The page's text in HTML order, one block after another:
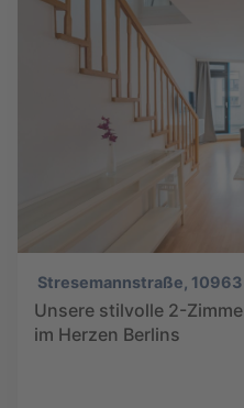
Stresemannstraße,
Unsere stilvolle 2-
im Herzen Berlins